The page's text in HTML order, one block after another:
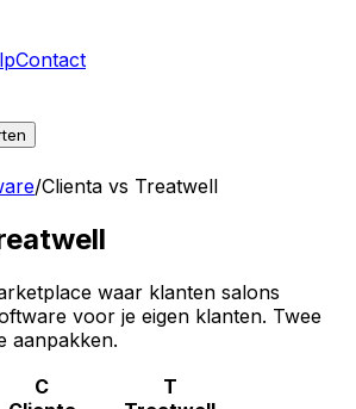
Contact
/Clienta vs Treatwell
waar klanten salons
voor je eigen klanten. Twee
aanpakken.
C
T